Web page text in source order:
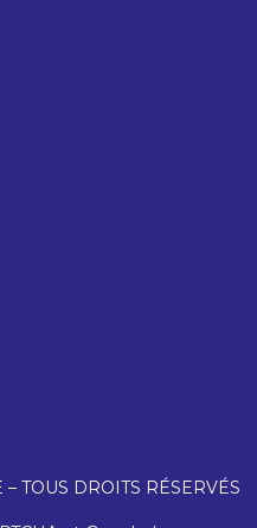
TOUS DROITS RÉSERVÉS